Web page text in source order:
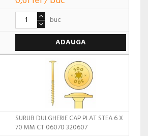
buc
ADAUGA
SURUB DULGHERIE CAP PLAT STEA 6 X
70 MM CT 06070 320607